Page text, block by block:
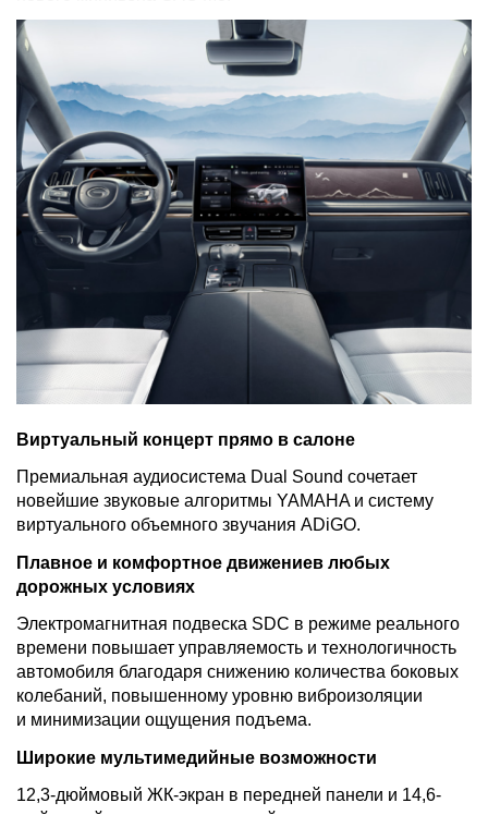
Виртуальный концерт прямо в салоне
Премиальная аудиосистема Dual Sound сочетает
новейшие звуковые алгоритмы YAMAHA и систему
виртуального объемного звучания ADiGO.
Плавное и комфортное движениев любых
дорожных условиях
Электромагнитная подвеска SDC в режиме реального
времени повышает управляемость и технологичность
автомобиля благодаря снижению количества боковых
колебаний, повышенному уровню виброизоляции
и минимизации ощущения подъема.
Широкие мультимедийные возможности
12,3-дюймовый ЖК-экран в передней панели и 14,6-